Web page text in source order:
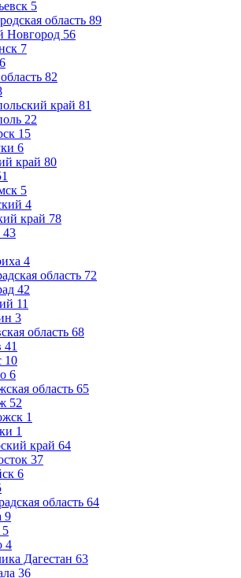
5
область 89
Новгород 56
7
6
82
край 81
22
15
6
край 80
5
4
край 78
43
4
область 72
42
11
3
область 68
41
10
6
область 65
52
1
1
край 64
37
6
область 64
9
5
4
Дагестан 63
36